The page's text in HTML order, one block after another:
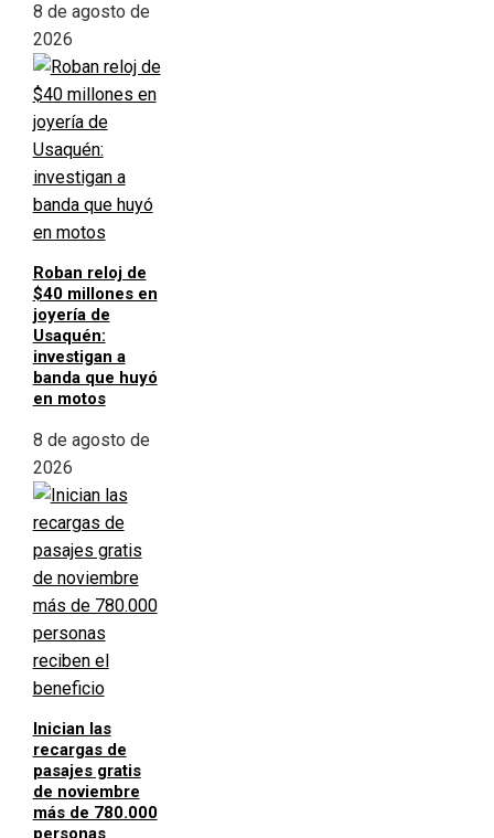
8 de agosto de
2026
Roban reloj de
$40 millones en
joyería de
Usaquén:
investigan a
banda que huyó
en motos
8 de agosto de
2026
Inician las
recargas de
pasajes gratis
de noviembre
más de 780.000